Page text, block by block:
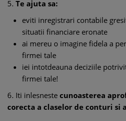
5. Te ajuta sa:
eviti inregistrari contabile
situatii financiare eronate
ai mereu o imagine fidela a
firmei tale
iei intotdeauna deciziile
firmei tale!
6. Iti inlesneste cunoasterea
corecta a claselor de conturi si